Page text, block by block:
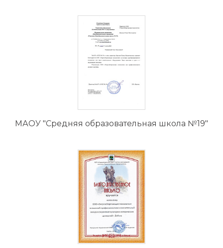
МАОУ "Средняя образовательная школа №19"